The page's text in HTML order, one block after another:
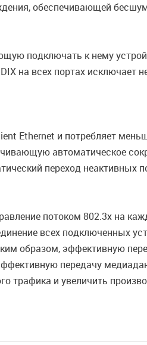
обеспечивающей
подключать к нему
на всех портах исключает
Ethernet и потребляет
автоматическое
переход неактивных
потоком 802.3x на
всех подключенных
образом, эффективную
передачу
трафика и увеличить